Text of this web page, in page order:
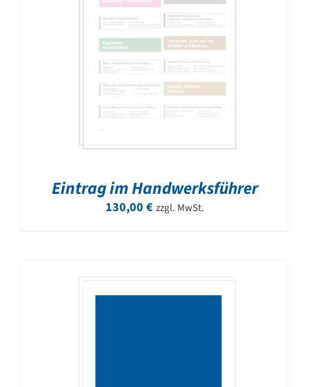
Eintrag im Handwerksführer
130,00 € zzgl. MwSt.